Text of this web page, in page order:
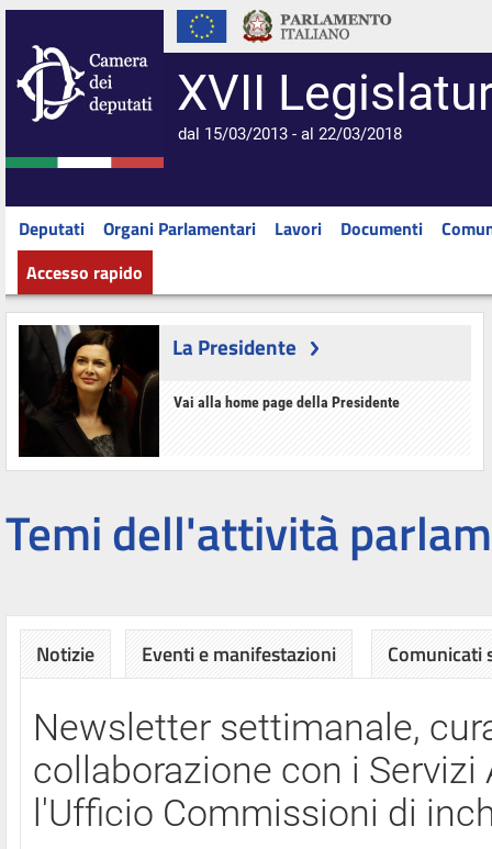
XVII
dal 15/03/2013 - al 22/03/2018
Deputati Organi Parlamentari Lavori Documenti
Accesso rapido
La Presidente
Vai alla home page della Presidente
Temi dell'attività
Notizie Eventi e manifestazioni Comunicati
Newsletter settimanale,
collaborazione con i
l'Ufficio Commissioni di